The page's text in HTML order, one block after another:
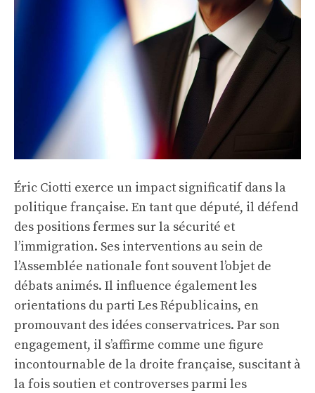
Éric Ciotti exerce un impact significatif dans la
politique française. En tant que député, il défend
des positions fermes sur la sécurité et
l’immigration. Ses interventions au sein de
l’Assemblée nationale font souvent l’objet de
débats animés. Il influence également les
orientations du parti Les Républicains, en
promouvant des idées conservatrices. Par son
engagement, il s’affirme comme une figure
incontournable de la droite française, suscitant à
la fois soutien et controverses parmi les